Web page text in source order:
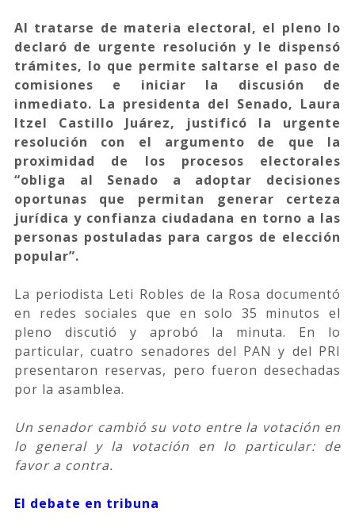
Al tratarse de materia electoral, el pleno lo
declaró de urgente resolución y le dispensó
trámites, lo que permite saltarse el paso de
comisiones e iniciar la discusión de
inmediato. La presidenta del Senado, Laura
Itzel Castillo Juárez, justificó la urgente
resolución con el argumento de que la
proximidad de los procesos electorales
“obliga al Senado a adoptar decisiones
oportunas que permitan generar certeza
jurídica y confianza ciudadana en torno a las
personas postuladas para cargos de elección
popular”.
La periodista Leti Robles de la Rosa documentó
en redes sociales que en solo 35 minutos el
pleno discutió y aprobó la minuta. En lo
particular, cuatro senadores del PAN y del PRI
presentaron reservas, pero fueron desechadas
por la asamblea.
Un senador cambió su voto entre la votación en
lo general y la votación en lo particular: de
favor a contra.
El debate en tribuna